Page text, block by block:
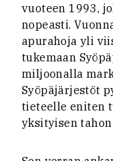
vuoteen 1993,
nopeasti.
apurahoja yli
tukemaan
miljoonalla
Syöpäjärjestöt
tieteelle eniten
yksityisen tahon